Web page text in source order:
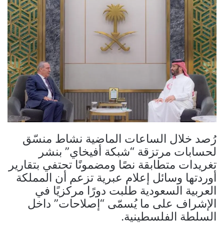
رُصد خلال الساعات الماضية نشاط منسّق
لحسابات مرتزقة “شبكة أفيخاي” بنشر
تغريدات متطابقة نصًا ومضمونًا تحتفي بتقارير
أوردتها وسائل إعلام عبرية تزعم أن المملكة
العربية السعودية طلبت دورًا مركزيًا في
الإشراف على ما يُسمّى “إصلاحات” داخل
السلطة الفلسطينية.